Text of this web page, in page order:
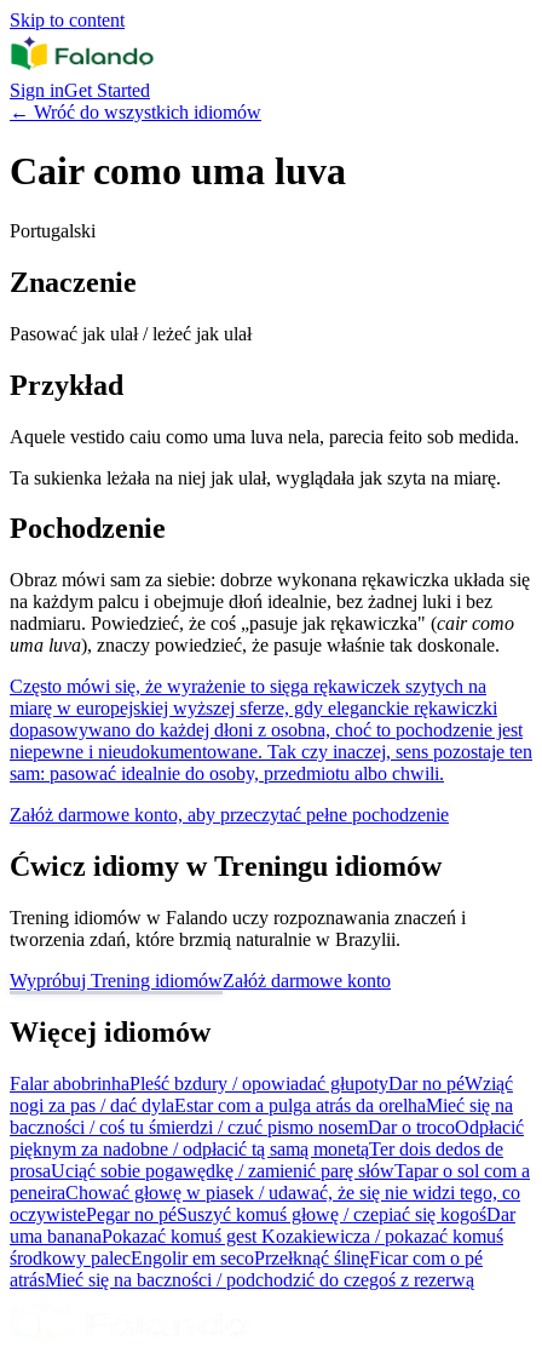
Skip to content
Sign inGet Started
← Wróć do wszystkich idiomów
Cair como uma luva
Portugalski
Znaczenie
Pasować jak ulał / leżeć jak ulał
Przykład
Aquele vestido caiu como uma luva nela, parecia feito sob medida.
Ta sukienka leżała na niej jak ulał, wyglądała jak szyta na miarę.
Pochodzenie
Obraz mówi sam za siebie: dobrze wykonana rękawiczka układa się
na każdym palcu i obejmuje dłoń idealnie, bez żadnej luki i bez
nadmiaru. Powiedzieć, że coś „pasuje jak rękawiczka" (cair como
uma luva), znaczy powiedzieć, że pasuje właśnie tak doskonale.
Często mówi się, że wyrażenie to sięga rękawiczek szytych na
miarę w europejskiej wyższej sferze, gdy eleganckie rękawiczki
dopasowywano do każdej dłoni z osobna, choć to pochodzenie jest
niepewne i nieudokumentowane. Tak czy inaczej, sens pozostaje ten
sam: pasować idealnie do osoby, przedmiotu albo chwili.
Załóż darmowe konto, aby przeczytać pełne pochodzenie
Ćwicz idiomy w Treningu idiomów
Trening idiomów w Falando uczy rozpoznawania znaczeń i
tworzenia zdań, które brzmią naturalnie w Brazylii.
Wypróbuj Trening idiomówZałóż darmowe konto
Więcej idiomów
Falar abobrinhaPleść bzdury / opowiadać głupotyDar no péWziąć
nogi za pas / dać dylaEstar com a pulga atrás da orelhaMieć się na
baczności / coś tu śmierdzi / czuć pismo nosemDar o trocoOdpłacić
pięknym za nadobne / odpłacić tą samą monetąTer dois dedos de
prosaUciąć sobie pogawędkę / zamienić parę słówTapar o sol com a
peneiraChować głowę w piasek / udawać, że się nie widzi tego, co
oczywistePegar no péSuszyć komuś głowę / czepiać się kogośDar
uma bananaPokazać komuś gest Kozakiewicza / pokazać komuś
środkowy palecEngolir em secoPrzełknąć ślinęFicar com o pé
atrásMieć się na baczności / podchodzić do czegoś z rezerwą